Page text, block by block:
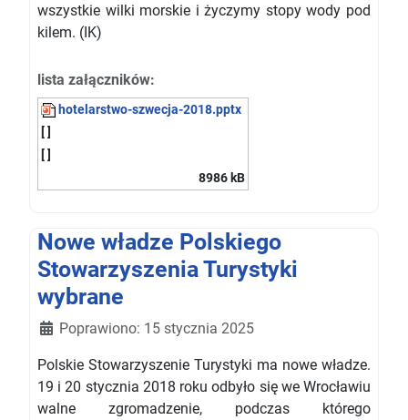
wszystkie wilki morskie i życzymy stopy wody pod
kilem. (IK)
lista załączników:
hotelarstwo-szwecja-2018.pptx
[ ]
[ ]
8986 kB
Nowe władze Polskiego
Stowarzyszenia Turystyki
wybrane
Szczegóły
Poprawiono: 15 stycznia 2025
Polskie Stowarzyszenie Turystyki ma nowe władze.
19 i 20 stycznia 2018 roku odbyło się we Wrocławiu
walne zgromadzenie, podczas którego